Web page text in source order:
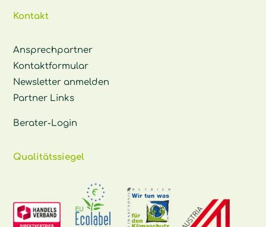
Kontakt
Ansprechpartner
Kontaktformular
Newsletter anmelden
Partner Links
Berater-Login
Qualitätssiegel